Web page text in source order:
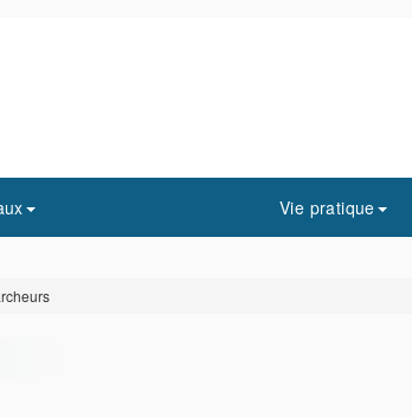
Vie pratique